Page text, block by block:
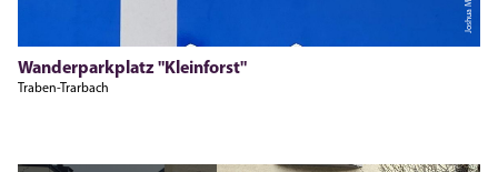
Wanderparkplatz "Kleinforst"
Traben-Trarbach